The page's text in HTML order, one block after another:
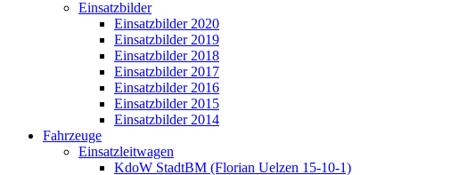
Einsatzbilder
Einsatzbilder 2020
Einsatzbilder 2019
Einsatzbilder 2018
Einsatzbilder 2017
Einsatzbilder 2016
Einsatzbilder 2015
Einsatzbilder 2014
Fahrzeuge
Einsatzleitwagen
KdoW StadtBM (Florian Uelzen 15-10-1)